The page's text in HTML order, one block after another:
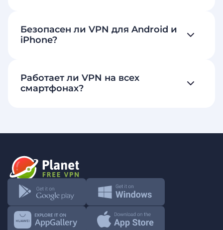
Безопасен ли VPN для Android и
iPhone?
Работает ли VPN на всех
смартфонах?